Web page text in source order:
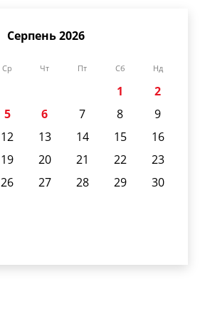
Серпень 2026
Ср Чт Пт Сб Нд
1
2
5 6 7 8
9
12 13 14 15
16
19 20 21 22
23
26 27 28 29
30